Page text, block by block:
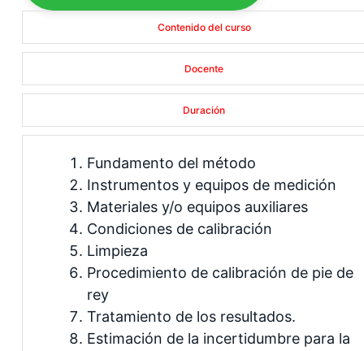
Contenido del curso
Docente
Duración
Fundamento del método
Instrumentos y equipos de medición
Materiales y/o equipos auxiliares
Condiciones de calibración
Limpieza
Procedimiento de calibración de pie de
rey
Tratamiento de los resultados.
Estimación de la incertidumbre para la